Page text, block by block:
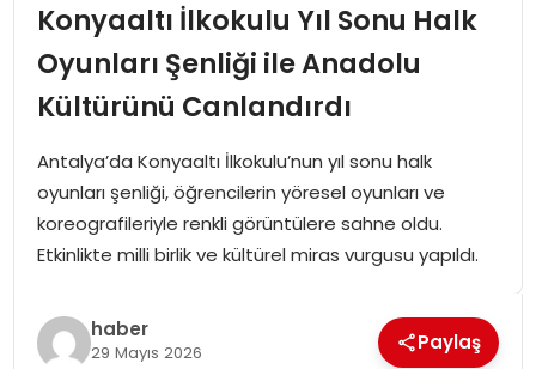
TEKNOLOJI
EĞITIM
SPOR
GÜNDEM
Konyaaltı İlkokulu Yıl Sonu Halk
Oyunları Şenliği ile Anadolu
Kültürünü Canlandırdı
Antalya’da Konyaaltı İlkokulu’nun yıl sonu halk
oyunları şenliği, öğrencilerin yöresel oyunları ve
koreografileriyle renkli görüntülere sahne oldu.
Etkinlikte milli birlik ve kültürel miras vurgusu yapıldı.
haber
29 Mayıs 2026 Paylaş